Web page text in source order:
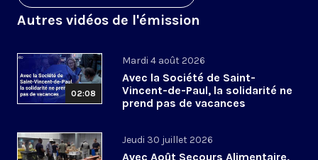
Autres vidéos de l'émission
02:08
Mardi 4 août 2026
Avec la Société de Saint-
Vincent-de-Paul, la solidarité ne
prend pas de vacances
Jeudi 30 juillet 2026
Avec Août Secours Alimentaire,